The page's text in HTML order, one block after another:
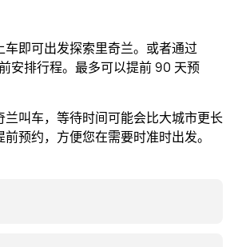
车即可出发探索里奇兰。或者通过
安排行程。最多可以提前 90 天预
兰叫车，等待时间可能会比大城市更长
预约，方便您在需要时准时出发。